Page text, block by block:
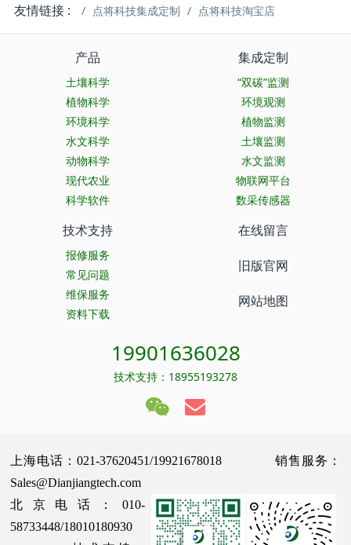
友情链接 : 点将科技集成定制 点将科技淘宝店
产品
土壤科学
植物科学
环境科学
水文科学
动物科学
现代农业
科学软件
集成定制
“双碳”监测
环境观测
植物监测
土壤监测
水文监测
物联网平台
数采传感器
技术支持
报修服务
常见问题
维保服务
资料下载
在线留言
旧版官网
网站地图
19901636028
技术支持：18955193278
上海电话：021-37620451/19921678018 销售服务：
Sales@Dianjiangtech.com
北京电话：010-
58733448/18010180930